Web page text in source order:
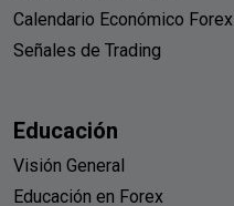
Calendario Económico Forex
Señales de Trading
Educación
Visión General
Educación en Forex